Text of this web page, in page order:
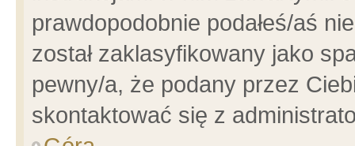
prawdopodobnie podałeś/aś
został zaklasyfikowany jako
pewny/a, że podany przez
skontaktować się z